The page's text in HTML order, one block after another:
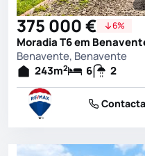
375 000 € 6%
Moradia T6 em
Benavente, Benavente
243m2 6 2